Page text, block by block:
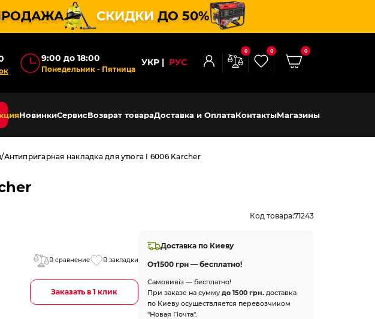
СКИДКИ ДО 50%
9:00 до 18:00
Понедельник - Пятница
УКР РУС
0 0 0
НовинкиСервисВозврат товараДоставка и ОплатаКонтактыМагазины
Антипригарная накладка для утюга I 6006 Karcher
Код товара:71243
В сравнение В закладки
Заказать в 1 клик
Доставка по Киеву
От1500 грн — бесплатно!
Самовивіз — бесплатно!
При заказе на суммудо 1500 грн. доставка
по Киеву осуществляется перевозчиком
"Новая Почта".